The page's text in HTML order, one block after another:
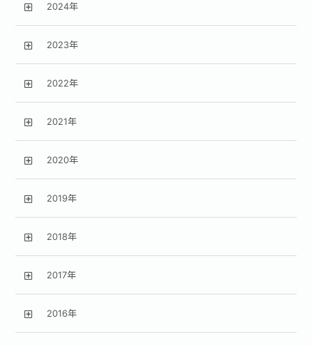
2024年
2023年
2022年
2021年
2020年
2019年
2018年
2017年
2016年